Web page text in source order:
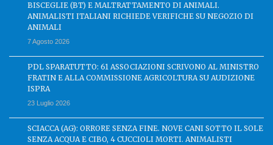
BISCEGLIE (BT) E MALTRATTAMENTO DI ANIMALI.
ANIMALISTI ITALIANI RICHIEDE VERIFICHE SU NEGOZIO DI
ANIMALI
7 Agosto 2026
PDL SPARATUTTO: 61 ASSOCIAZIONI SCRIVONO AL MINISTRO
FRATIN E ALLA COMMISSIONE AGRICOLTURA SU AUDIZIONE
ISPRA
23 Luglio 2026
SCIACCA (AG): ORRORE SENZA FINE. NOVE CANI SOTTO IL SOLE
SENZA ACQUA E CIBO, 4 CUCCIOLI MORTI. ANIMALISTI